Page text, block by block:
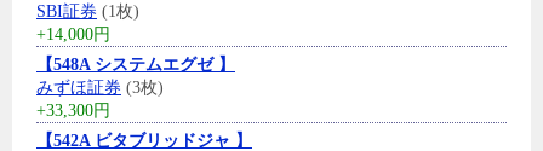
SBI証券 (1枚)
+14,000円
【548A システムエグゼ 】
みずほ証券 (3枚)
+33,300円
【542A ビタブリッドジャ 】